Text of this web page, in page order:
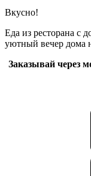
Вкусно!
Еда из ресторана с
уютный вечер дома
Заказывай через